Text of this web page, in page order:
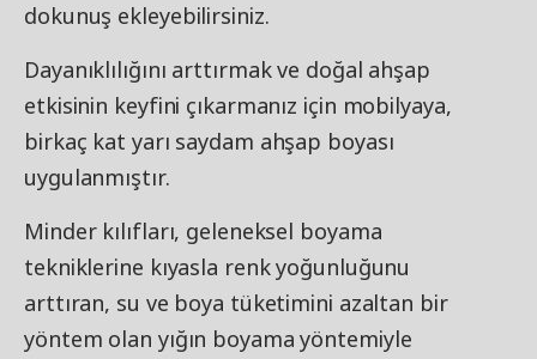
dokunuş ekleyebilirsiniz.
Dayanıklılığını arttırmak ve doğal ahşap
etkisinin keyfini çıkarmanız için mobilyaya,
birkaç kat yarı saydam ahşap boyası
uygulanmıştır.
Minder kılıfları, geleneksel boyama
tekniklerine kıyasla renk yoğunluğunu
arttıran, su ve boya tüketimini azaltan bir
yöntem olan yığın boyama yöntemiyle